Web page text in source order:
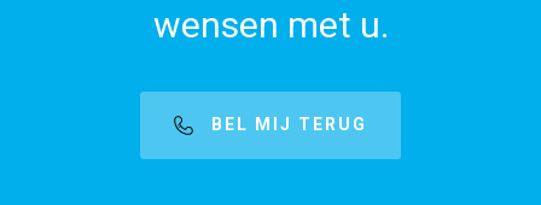
wensen met u.
BEL MIJ TERUG